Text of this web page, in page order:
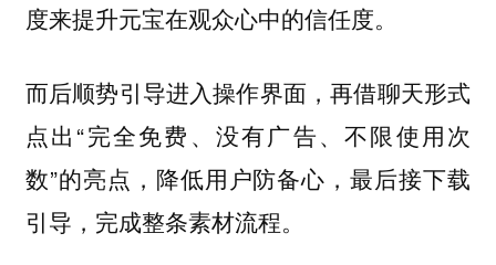
度来提升元宝在观众心中的信任度。
而后顺势引导进入操作界面，再借聊天形式
点出“完全免费、没有广告、不限使用次
数”的亮点，降低用户防备心，最后接下载
引导，完成整条素材流程。